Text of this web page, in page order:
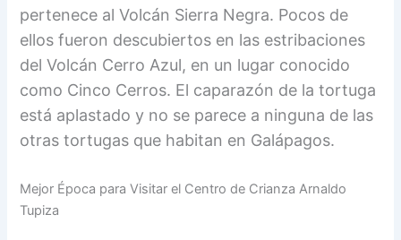
pertenece al Volcán Sierra Negra. Pocos de
ellos fueron descubiertos en las estribaciones
del Volcán Cerro Azul, en un lugar conocido
como Cinco Cerros. El caparazón de la tortuga
está aplastado y no se parece a ninguna de las
otras tortugas que habitan en Galápagos.
Mejor Época para Visitar el Centro de Crianza Arnaldo
Tupiza